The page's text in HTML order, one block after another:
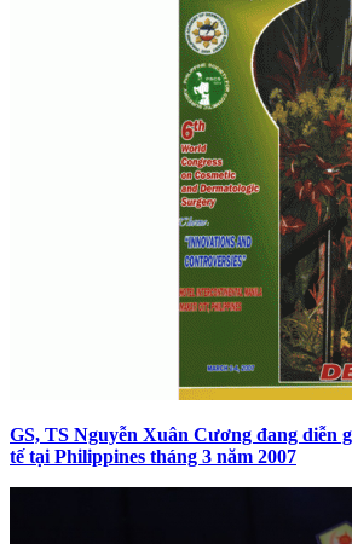
GS, TS Nguyễn Xuân Cương đang diễn
tế tại Philippines tháng 3 năm 2007